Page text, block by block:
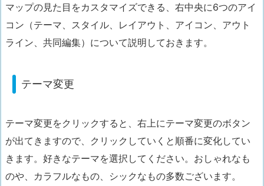
マップの見た目をカスタマイズできる、右中央に6つのアイ
コン（テーマ、スタイル、レイアウト、アイコン、アウト
ライン、共同編集）について説明しておきます。
テーマ変更
テーマ変更をクリックすると、右上にテーマ変更のボタン
が出てきますので、クリックしていくと順番に変化してい
きます。好きなテーマを選択してください。おしゃれなも
のや、カラフルなもの、シックなもの多数ございます。